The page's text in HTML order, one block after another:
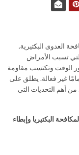
العدوى البكتيرية.
تسبب الأمراض
الوقت وتكتسب مقاومة
غير فعالة. يطلق على
من أهم التحديات التي
البكتيريا وإبطاء